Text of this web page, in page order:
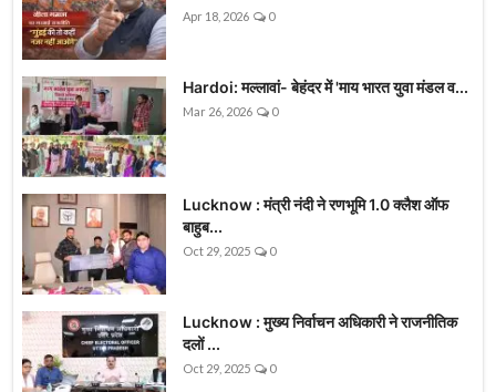
Apr 18, 2026 0
Hardoi: मल्लावां- बेहंदर में 'माय भारत युवा मंडल व...
Mar 26, 2026 0
Lucknow : मंत्री नंदी ने रणभूमि 1.0 क्लैश ऑफ
बाहुब...
Oct 29, 2025 0
Lucknow : मुख्य निर्वाचन अधिकारी ने राजनीतिक
दलों ...
Oct 29, 2025 0